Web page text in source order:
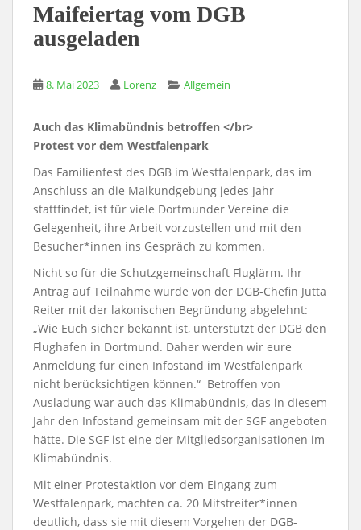
Maifeiertag vom DGB
ausgeladen
8. Mai 2023 Lorenz Allgemein
Auch das Klimabündnis betroffen </br>
Protest vor dem Westfalenpark
Das Familienfest des DGB im Westfalenpark, das im
Anschluss an die Maikundgebung jedes Jahr
stattfindet, ist für viele Dortmunder Vereine die
Gelegenheit, ihre Arbeit vorzustellen und mit den
Besucher*innen ins Gespräch zu kommen.
Nicht so für die Schutzgemeinschaft Fluglärm. Ihr
Antrag auf Teilnahme wurde von der DGB-Chefin Jutta
Reiter mit der lakonischen Begründung abgelehnt:
„Wie Euch sicher bekannt ist, unterstützt der DGB den
Flughafen in Dortmund. Daher werden wir eure
Anmeldung für einen Infostand im Westfalenpark
nicht berücksichtigen können.“ Betroffen von
Ausladung war auch das Klimabündnis, das in diesem
Jahr den Infostand gemeinsam mit der SGF angeboten
hätte. Die SGF ist eine der Mitgliedsorganisationen im
Klimabündnis.
Mit einer Protestaktion vor dem Eingang zum
Westfalenpark, machten ca. 20 Mitstreiter*innen
deutlich, dass sie mit diesem Vorgehen der DGB-